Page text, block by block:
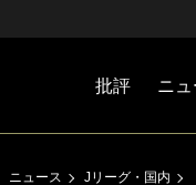
批評 ニュ
ニュース
Jリーグ・国内